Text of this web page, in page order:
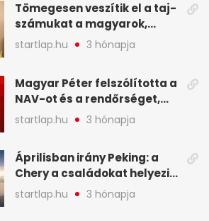
legfontosabb hírei
képekben
Tömegesen veszítik el a taj-
számukat a magyarok,
sokak ellen eljárást indít a
NAV - A hét hírei képekben
startlap.hu 3 hónapja
Magyar Péter felszólította a
NAV-ot és a rendőrséget,
tartóztassák le a NER-es
oligarchákat - A hét
startlap.hu 3 hónapja
Áprilisban irány Peking: a
Chery a családokat helyezi
globális mobilitási
programja középpontjába
startlap.hu 3 hónapja